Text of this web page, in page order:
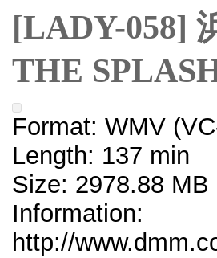
[LADY-058]
THE
Format: WMV
Length: 137 min
Size: 2978.88 MB
Information:
http://